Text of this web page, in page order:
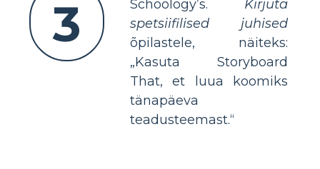
3
Schoology’s. Kirjuta
spetsiifilised juhised
õpilastele, näiteks:
„Kasuta Storyboard
That, et luua koomiks
tänapäeva
teadusteemast.“